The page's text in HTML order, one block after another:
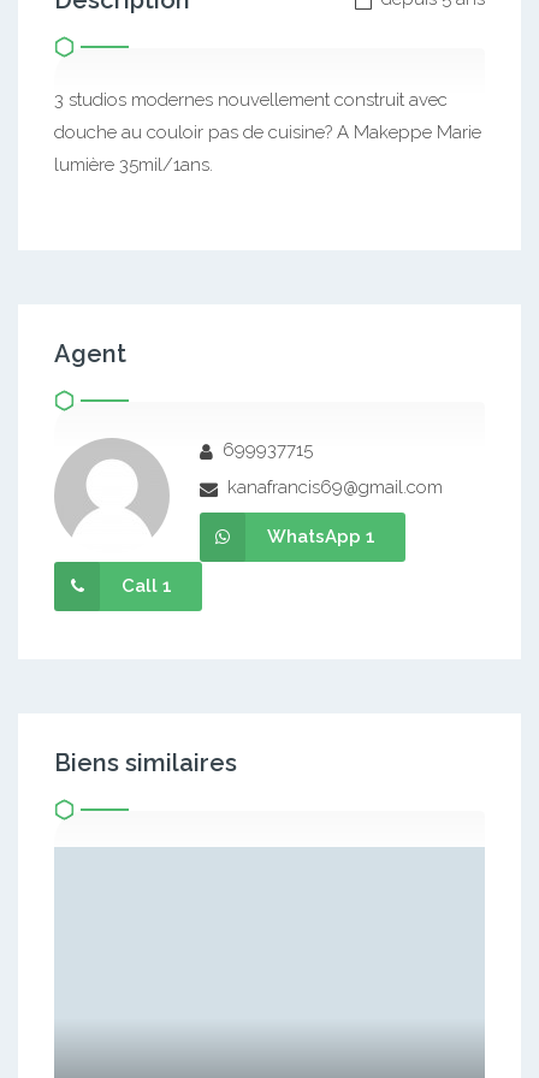
3 studios modernes nouvellement construit avec
douche au couloir pas de cuisine? A Makeppe Marie
lumière 35mil/1ans.
Agent
699937715
kanafrancis69@gmail.com
WhatsApp 1
Call 1
Biens similaires